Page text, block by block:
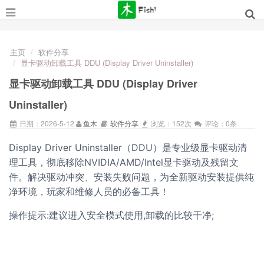
主页
软件分享
显卡驱动卸载工具 DDU (Display Driver Uninstaller)
显卡驱动卸载工具 DDU (Display Driver
Uninstaller)
日期：2026-5-12 鱼木 软件分享 浏览：152次 评论：0条
Display Driver Uninstaller（DDU）是专业级显卡驱动清
理工具，彻底移除NVIDIA/AMD/Intel显卡驱动及残留文
件。解决驱动冲突、安装失败问题，为全新驱动安装提供纯
净环境，玩家和维修人员的必备工具！
操作提示:建议进入安全模式使用,卸载的比较干净;